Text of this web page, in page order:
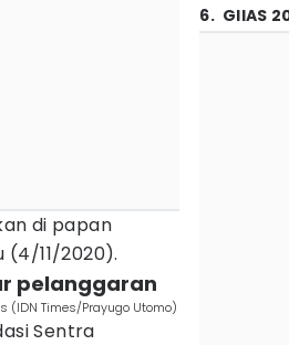
di papan
(4/11/2020).
pelanggaran
(IDN Times/Prayugo Utomo)
Sentra
6. GIIAS